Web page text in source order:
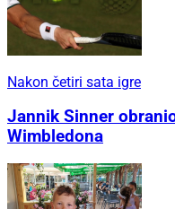
Nakon četiri sata igre
Jannik Sinner
Wimbledona